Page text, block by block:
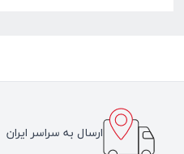
ارسال به سراسر ایران